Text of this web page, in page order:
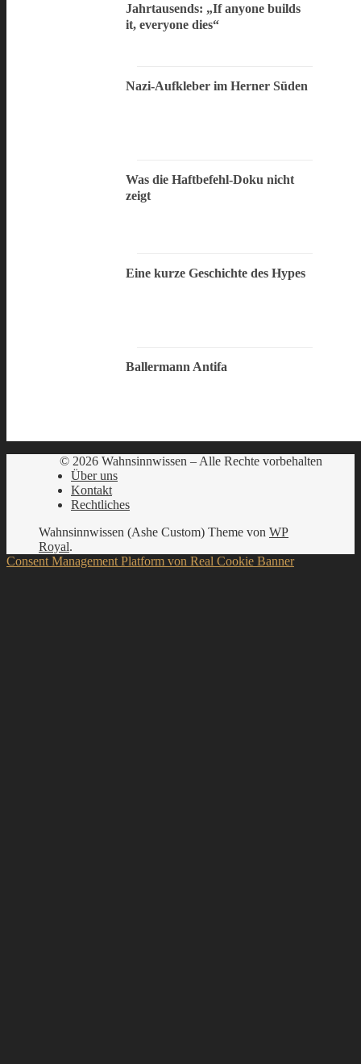
Jahrtausends: „If anyone builds
it, everyone dies“
Nazi-Aufkleber im Herner Süden
Was die Haftbefehl-Doku nicht
zeigt
Eine kurze Geschichte des Hypes
Ballermann Antifa
© 2026 Wahnsinnwissen – Alle Rechte vorbehalten
Über uns
Kontakt
Rechtliches
Wahnsinnwissen (Ashe Custom) Theme von WP
Royal.
Consent Management Platform von Real Cookie Banner